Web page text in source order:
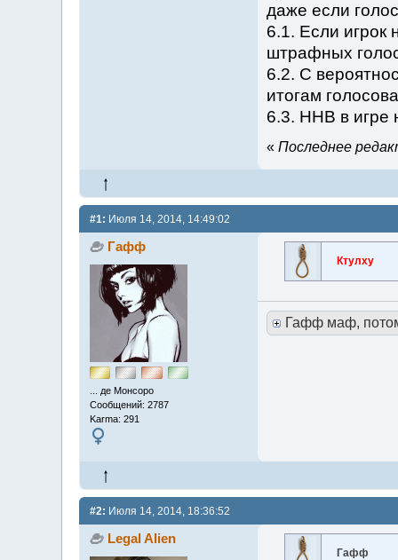
даже если
6.1. Если игрок
штрафных
6.2. С
итогам
6.3. ННВ в игре
« Последнее
#1: Июля 14, 2014, 14:49:02
Гафф
... де Монсоро
Сообщений: 2787
Karma: 291
Ктулху
Гафф маф,
#2: Июля 14, 2014, 18:36:52
Legal Alien
Гафф